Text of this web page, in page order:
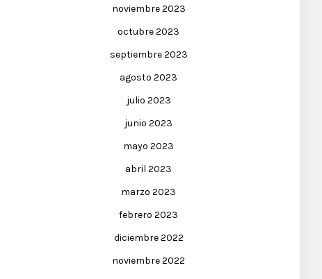
noviembre 2023
octubre 2023
septiembre 2023
agosto 2023
julio 2023
junio 2023
mayo 2023
abril 2023
marzo 2023
febrero 2023
diciembre 2022
noviembre 2022